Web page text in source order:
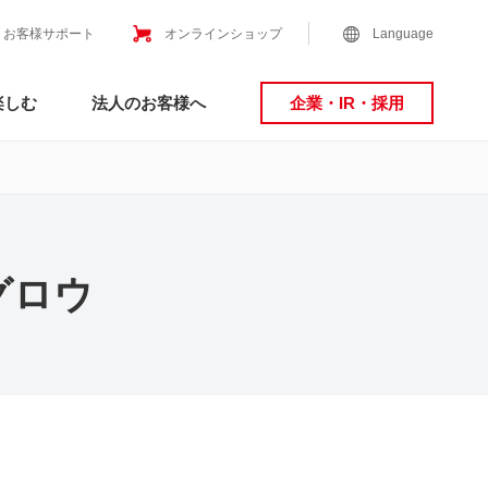
お客様サポート オンラインショップ Language
しむ 法人のお客様へ 企業・IR・採用
ロウ